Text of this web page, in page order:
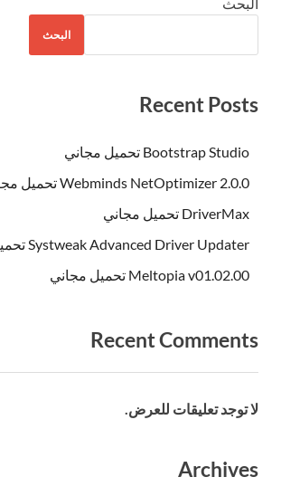
البحث
Recent Posts
Bootstrap Studio تحميل مجاني
Webminds NetOptimizer 2.0.0 تحميل مجاني
DriverMax تحميل مجاني
Systweak Advanced Driver Updater تحميل مجاني
Meltopia v01.02.00 تحميل مجاني
Recent Comments
لا توجد تعليقات للعرض.
Archives